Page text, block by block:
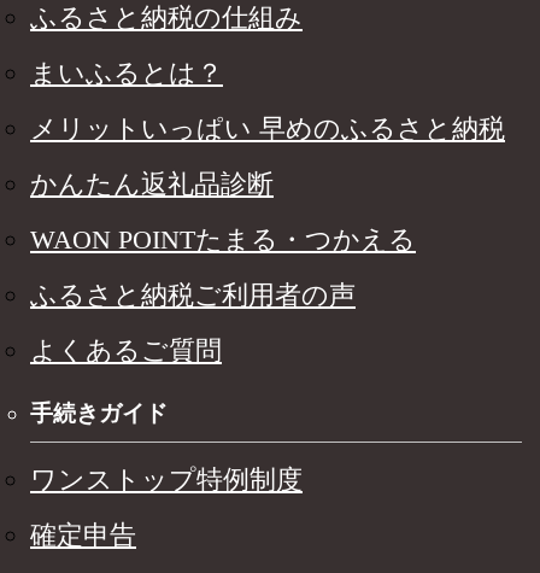
ふるさと納税の仕組み
まいふるとは？
メリットいっぱい 早めのふるさと納税
かんたん返礼品診断
WAON POINTたまる・つかえる
ふるさと納税ご利用者の声
よくあるご質問
手続きガイド
ワンストップ特例制度
確定申告